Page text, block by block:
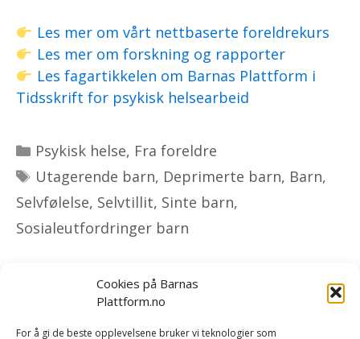
Cookies på Barnas
Plattform.no
For å gi de beste opplevelsene bruker vi teknologier som
Les mer om vårt nettbaserte foreldrekurs
Les mer om forskning og rapporter
Les fagartikkelen om Barnas Plattform i
Tidsskrift for psykisk helsearbeid
Kategorier
Psykisk helse, Fra foreldre
Stikkord
Utagerende barn, Deprimerte barn, Barn,
Selvfølelse, Selvtillit, Sinte barn,
Sosialeutfordringer barn